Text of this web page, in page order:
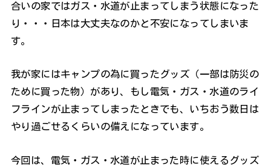
合いの家ではガス・水道が止まってしまう状態になった
り・・・日本は大丈夫なのかと不安になってしまいま
す。
我が家にはキャンプの為に買ったグッズ（一部は防災の
ために買った物）があり、もし電気・ガス・水道のライ
フラインが止まってしまったときでも、いちおう数日は
やり過ごせるくらいの備えになっています。
今回は、電気・ガス・水道が止まった時に使えるグッズ